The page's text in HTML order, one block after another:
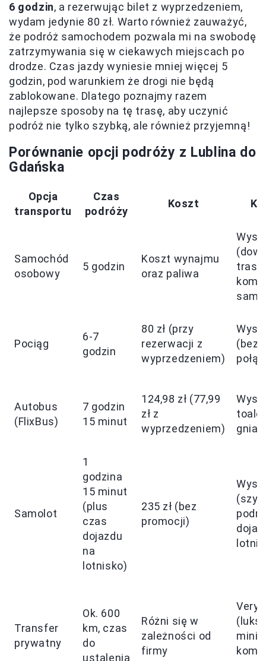
6 godzin, a rezerwując bilet z wyprzedzeniem,
wydam jedynie 80 zł. Warto również zauważyć,
że podróż samochodem pozwala mi na swobodę
zatrzymywania się w ciekawych miejscach po
drodze. Czas jazdy wyniesie mniej więcej 5
godzin, pod warunkiem że drogi nie będą
zablokowane. Dlatego poznajmy razem
najlepsze sposoby na tę trasę, aby uczynić
podróż nie tylko szybką, ale również przyjemną!
Porównanie opcji podróży z Lublina do
Gdańska
Opcja
transportu
Czas
podróży
Koszt
Samochód
osobowy
5 godzin
Koszt wynajmu
oraz paliwa
trasy,
Pociąg
6-7
godzin
80 zł (przy
rezerwacji z
wyprzedzeniem)
Autobus
(FlixBus)
7 godzin
15 minut
124,98 zł (77,99
zł z
wyprzedzeniem)
Samolot
1
godzina
15 minut
(plus
czas
dojazdu
na
lotnisko)
235 zł (bez
promocji)
Transfer
prywatny
Ok. 600
km, czas
do
ustalenia
Różni się w
zależności od
firmy
Very